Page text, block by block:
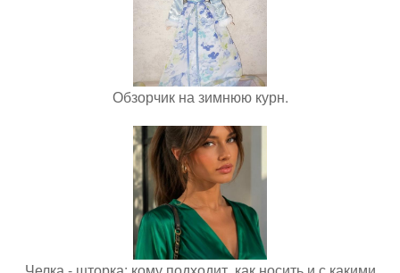
Обзорчик на зимнюю курн.